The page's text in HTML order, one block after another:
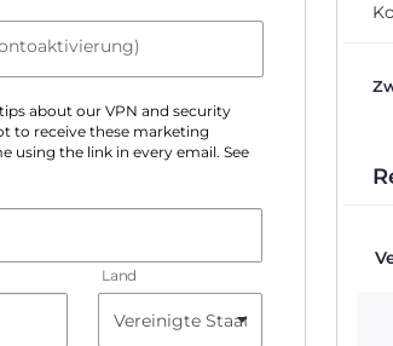
about our VPN and security
to receive these marketing
using the link in every email. See
Land